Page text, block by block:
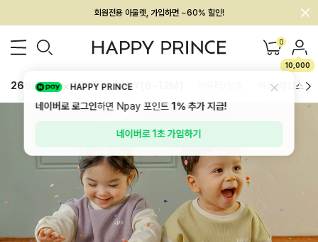
회원전용 아울렛, 가입하면 ~60% 할인!
멤버십 최대 28,000원 혜택 0
10,000
26SS 신상 BEST BABY[6~12M] 하의/레깅스
HAPPY PRINCE
네이버로 로그인하면 Npay 포인트1%추가 지급!
네이버로 1초 가입하기